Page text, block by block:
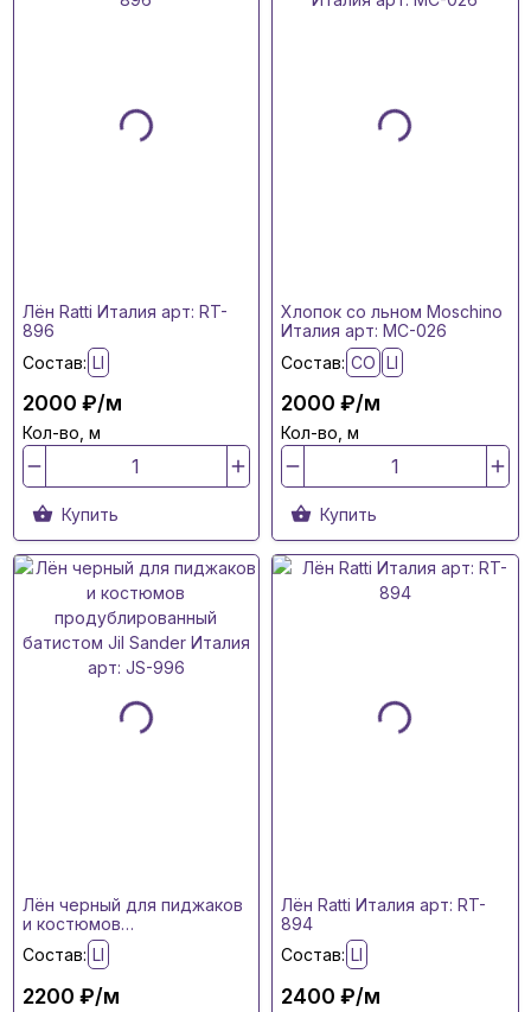
Лён Ratti Италия арт: RT-
896
Состав: LI
2000 ₽/м
Кол-во, м
Купить
Хлопок со льном Moschino
Италия арт: MC-026
Состав: CO LI
2000 ₽/м
Кол-во, м
Купить
Лён черный для пиджаков
и костюмов
продублированный
батистом Jil Sander Италия
Состав: LI
2200 ₽/м
Лён Ratti Италия арт: RT-
894
Состав: LI
2400 ₽/м